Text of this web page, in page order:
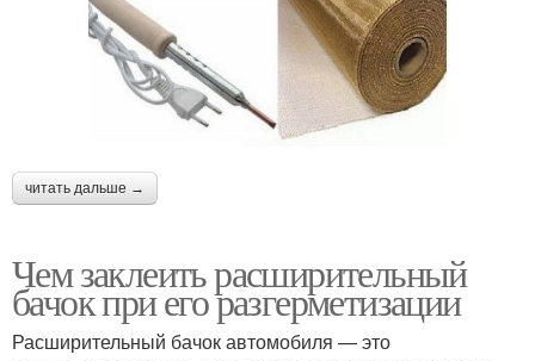
читать дальше →
Чем заклеить расширительный
бачок при его разгерметизации
Расширительный бачок автомобиля — это